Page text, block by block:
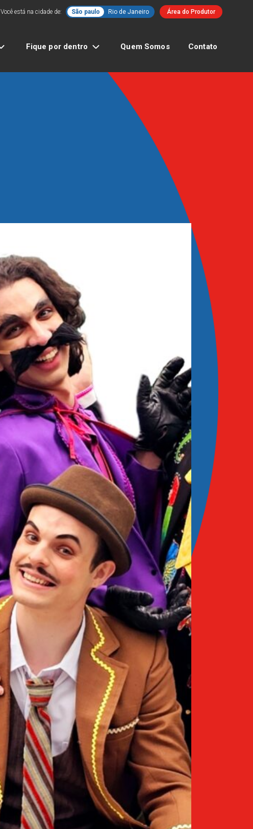
Você está na cidade de: São paulo Rio de Janeiro Área do Produtor
Fique por dentro Quem Somos Contato